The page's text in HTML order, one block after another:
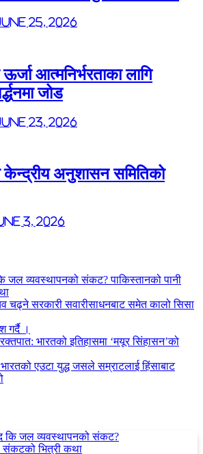
25, 2026
आत्मनिर्भरताका लागि
जोड
23, 2026
केन्द्रीय अनुशासन समितिको
3, 2026
जल व्यवस्थापनको संकट? पाकिस्तानको पानी
चढ्ने सरकारी सवारीसाधनबाट समेत कालो सिसा
गर्दै ।
भारतको इतिहासमा ‘मयूर सिंहासन’को
एउटा युद्ध जसले सम्राटलाई हिंसाबाट